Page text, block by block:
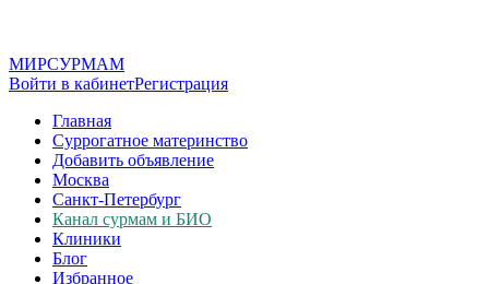
МИРСУРМАМ
Войти в кабинетРегистрация
Главная
Суррогатное материнство
Добавить объявление
Москва
Санкт-Петербург
Канал сурмам и БИО
Клиники
Блог
Избранное